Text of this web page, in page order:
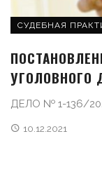
СУДЕБНАЯ
УГОЛОВНОГО
ДЕЛО № 1-136/
10.12.2021